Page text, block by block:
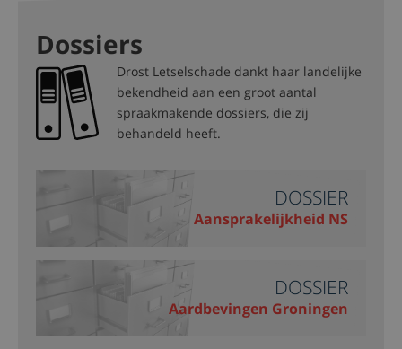
Dossiers
Drost Letselschade dankt haar landelijke
bekendheid aan een groot aantal
spraakmakende dossiers, die zij
behandeld heeft.
DOSSIER
Aansprakelijkheid NS
DOSSIER
Aardbevingen Groningen